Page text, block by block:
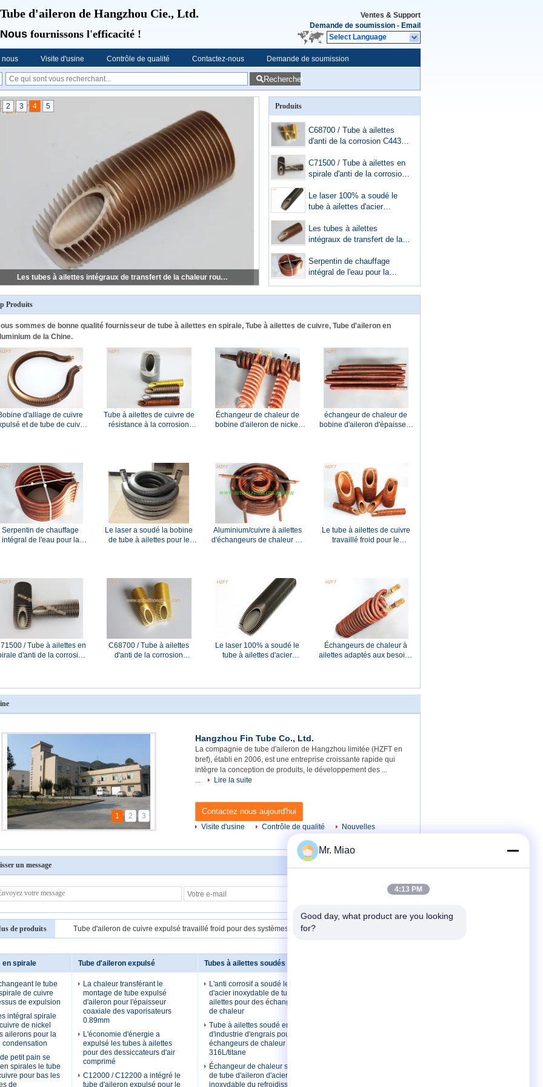
Tube d'aileron de Hangzhou Cie., Ltd.
Nous fournissons l'efficacité !
Ventes & Support
Demande de soumission - Email
Select Language
nous Visite d'usine Contrôle de qualité Contactez-nous Demande de soumission
Rechercher
Serpentin de chauffage intégral de l'eau pour la corrosion domestique de résistance de chauffe-eau
2 3 4 5 Produits
C68700 / Tube à ailettes
d'anti de la corrosion C44300
pour l'échangeur de chaleur
de bateau
C71500 / Tube à ailettes en
spirale d'anti de la corrosion
pour l'échangeur de chaleur
d'eau de mer
Le laser 100% a soudé le
tube à ailettes d'acier
conditions corrosives
Les tubes à ailettes
intégraux de transfert de la
pour le réfrigérant à huile,
diamètre intérieur de 14MM
Serpentin de chauffage
intégral de l'eau pour la
résistance de chauffe-eau
Produits
sommes de bonne qualité fournisseur de tube à ailettes en spirale, Tube à ailettes de cuivre, Tube d'aileron en
de la Chine.
d'alliage de cuivre
et de tube de cuivre
Tube à ailettes de cuivre de
résistance à la corrosion
Échangeur de chaleur de
bobine d'aileron de nickel
réfrigération
échangeur de chaleur de
bobine d'aileron d'épaisseur
Serpentin de chauffage
intégral de l'eau pour la
Le laser a soudé la bobine
de tube à ailettes pour le
Aluminium/cuivre à ailettes
d'échangeurs de chaleur de
Le tube à ailettes de cuivre
travaillé froid pour le
/ Tube à ailettes en
d'anti de la corrosion
C68700 / Tube à ailettes
d'anti de la corrosion
Le laser 100% a soudé le
tube à ailettes d'acier
Échangeurs de chaleur à
ailettes adaptés aux besoins
1 2 3
Hangzhou Fin Tube Co., Ltd.
La compagnie de tube d'aileron de Hangzhou limitée (HZFT en
bref), établi en 2006, est une entreprise croissante rapide qui
intègre la conception de produits, le développement des ...
...
Lire la suite
Contactez nous aujourd'hui
Visite d'usine Contrôle de qualité Nouvelles
un message
de produits Tube d'aileron de cuivre expulsé travaillé froid pour des systèmes de chauffage solaire
en spirale
le tube
de cuivre
de expulsion
intégral spirale
de nickel
ailerons pour la
condensation
petit pain se
spirales le tube
pour bas les
de
Tube d'aileron expulsé
La chaleur transférant le
montage de tube expulsé
d'aileron pour l'épaisseur
coaxiale des vaporisateurs
0.89mm
L'économie d'énergie a
expulsé les tubes à ailettes
pour des dessiccateurs d'air
comprimé
C12000 / C12200 a intégré le
tube d'aileron expulsé pour le
Tubes à ailettes soudés
L'anti corrosif a soudé le laser
d'acier inoxydable de tubes à
ailettes pour des échangeurs
de chaleur
Tube à ailettes soudé en acier
d'industrie d'engrais pour des
échangeurs de chaleur avec
316L/titane
Échangeur de chaleur soudé
de tube d'aileron d'acier
inoxydable du refroidissement
Mr. Miao
4:13 PM
Good day, what product are you looking
for?